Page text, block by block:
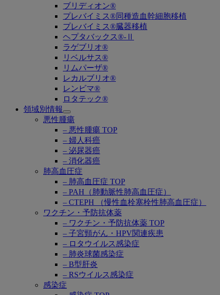
ブリディオン®
プレバイミス®同種造血幹細胞移植
プレバイミス®臓器移植
ヘプタバックス®-Ⅱ
ラゲブリオ®
リベルサス®
リムパーザ®
レカルブリオ®
レンビマ®
ロタテック®
領域別情報
Open
submenu
悪性腫瘍
– 悪性腫瘍 TOP
– 婦人科癌
– 泌尿器癌
– 消化器癌
肺高血圧症
– 肺高血圧症 TOP
– PAH（肺動脈性肺高血圧症）
– CTEPH （慢性血栓塞栓性肺高血圧症）
ワクチン・予防抗体薬
– ワクチン・予防抗体薬 TOP
– 子宮頸がん・HPV関連疾患
– ロタウイルス感染症
– 肺炎球菌感染症
– B型肝炎
– RSウイルス感染症
感染症